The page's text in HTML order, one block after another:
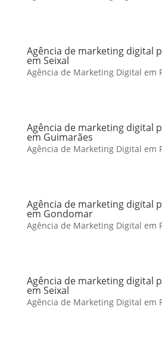
Agência de marketing digital
em Seixal
Agência de Marketing Digital em
Agência de marketing digital
em Guimarães
Agência de Marketing Digital em
Agência de marketing digital
em Gondomar
Agência de Marketing Digital em
Agência de marketing digital
em Seixal
Agência de Marketing Digital em